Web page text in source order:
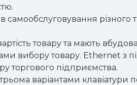
різного
товару та мають
вибору товару. Ethernet з
торгового підприємства.
варіантами клавіатури